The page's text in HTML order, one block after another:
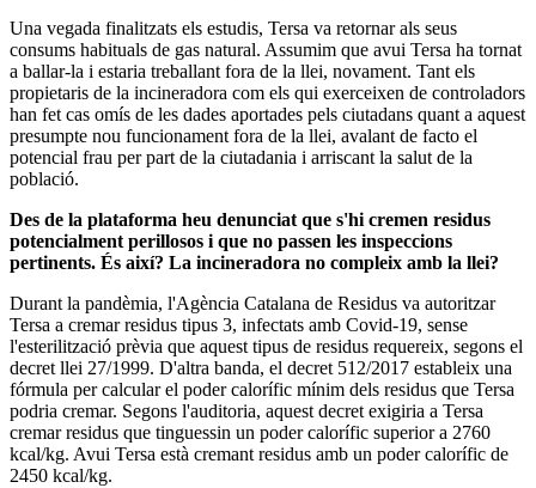
Una vegada finalitzats els estudis, Tersa va retornar als seus
consums habituals de gas natural. Assumim que avui Tersa ha tornat
a ballar-la i estaria treballant fora de la llei, novament. Tant els
propietaris de la incineradora com els qui exerceixen de controladors
han fet cas omís de les dades aportades pels ciutadans quant a aquest
presumpte nou funcionament fora de la llei, avalant de facto el
potencial frau per part de la ciutadania i arriscant la salut de la
població.
Des de la plataforma heu denunciat que s'hi cremen residus
potencialment perillosos i que no passen les inspeccions
pertinents. És així? La incineradora no compleix amb la llei?
Durant la pandèmia, l'Agència Catalana de Residus va autoritzar
Tersa a cremar residus tipus 3, infectats amb Covid-19, sense
l'esterilització prèvia que aquest tipus de residus requereix, segons el
decret llei 27/1999. D'altra banda, el decret 512/2017 estableix una
fórmula per calcular el poder calorífic mínim dels residus que Tersa
podria cremar. Segons l'auditoria, aquest decret exigiria a Tersa
cremar residus que tinguessin un poder calorífic superior a 2760
kcal/kg. Avui Tersa està cremant residus amb un poder calorífic de
2450 kcal/kg.